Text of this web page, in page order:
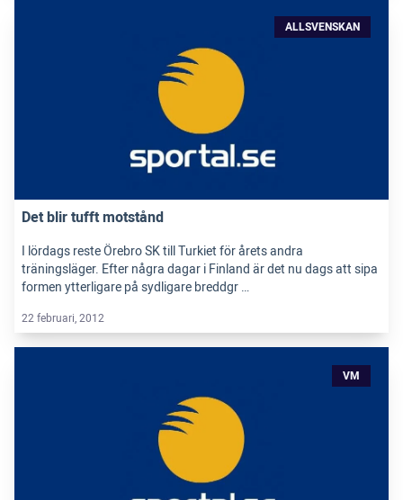
ALLSVENSKAN
Det blir tufft motstånd
I lördags reste Örebro SK till Turkiet för årets andra
träningsläger. Efter några dagar i Finland är det nu dags att sipa
formen ytterligare på sydligare breddgr …
22 februari, 2012
VM